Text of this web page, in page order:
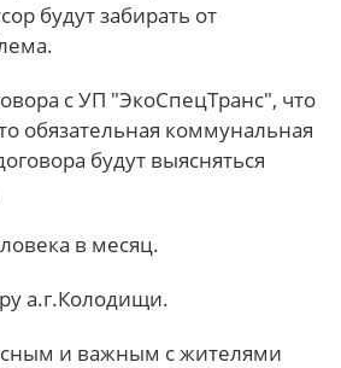
будут забирать от
с УП "ЭкоСпецТранс", что
обязательная коммунальная
будут выясняться
в месяц.
а.г.Колодищи.
и важным с жителями